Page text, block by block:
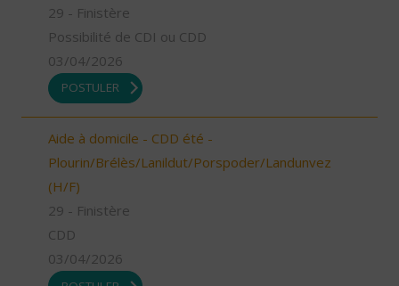
29 - Finistère
Possibilité de CDI ou CDD
03/04/2026
POSTULER
Aide à domicile - CDD été -
Plourin/Brélès/Lanildut/Porspoder/Landunvez
(H/F)
29 - Finistère
CDD
03/04/2026